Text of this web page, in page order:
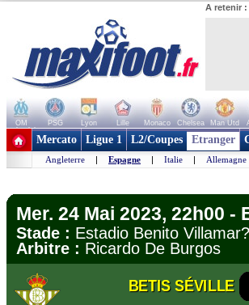
A retenir :
OM PSG Lyon Lille Monaco Chelsea Man Utd
+ de clubs
Mercato Ligue 1 L2/Coupes Etranger
Angleterre | Espagne | Italie | Allemagne
Mer. 24 Mai 2023, 22h00 -
Stade : Estadio Benito
Arbitre : Ricardo De Burgos
BETIS SÉVILLE